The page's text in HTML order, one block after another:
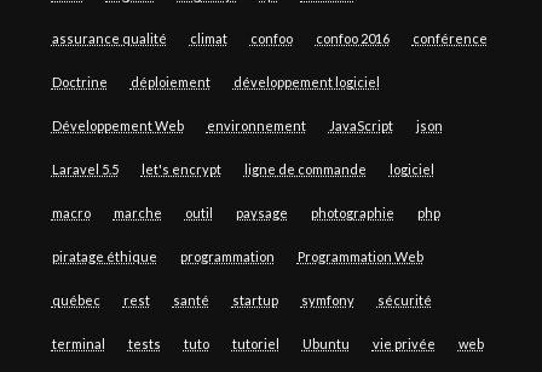
assurance qualité climat confoo confoo 2016 conférence
Doctrine déploiement développement logiciel
Développement Web environnement JavaScript json
Laravel 5.5 let's encrypt ligne de commande logiciel
macro marche outil paysage photographie php
piratage éthique programmation Programmation Web
québec rest santé startup symfony sécurité
terminal tests tuto tutoriel Ubuntu vie privée web